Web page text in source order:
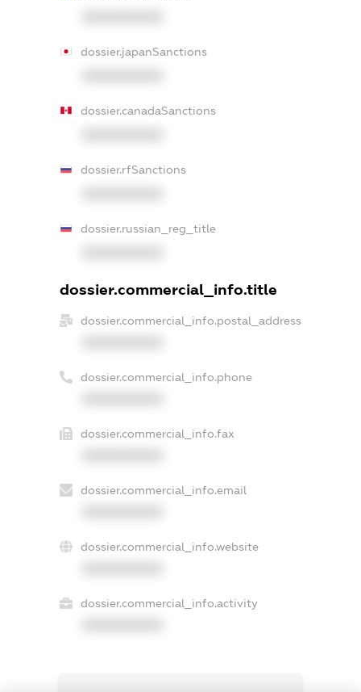
dossier.japanSanctions
dossier.canadaSanctions
dossier.rfSanctions
dossier.russian_reg_title
dossier.commercial_info.title
dossier.commercial_info.postal_address
dossier.commercial_info.phone
dossier.commercial_info.fax
dossier.commercial_info.email
dossier.commercial_info.website
dossier.commercial_info.activity